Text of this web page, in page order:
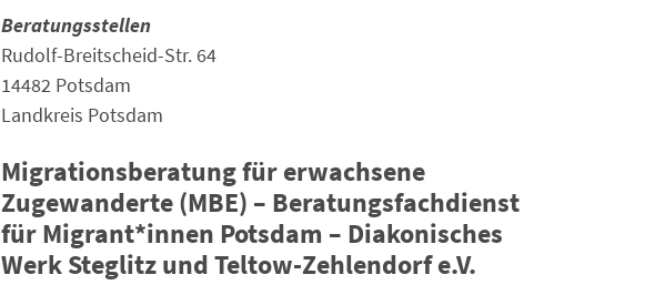
Beratungsstellen
Rudolf-Breitscheid-Str. 64
14482 Potsdam
Landkreis Potsdam
Migrationsberatung für erwachsene
Zugewanderte (MBE) – Beratungsfachdienst
für Migrant*innen Potsdam – Diakonisches
Werk Steglitz und Teltow-Zehlendorf e.V.